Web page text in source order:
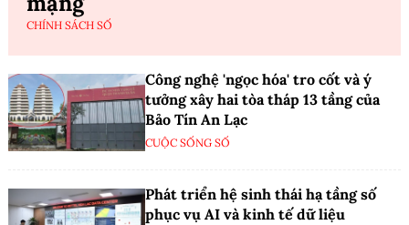
CHÍNH SÁCH SỐ
Công nghệ 'ngọc hóa' tro cốt và ý
tưởng xây hai tòa tháp 13 tầng của
Bảo Tín An Lạc
CUỘC SỐNG SỐ
Phát triển hệ sinh thái hạ tầng số
phục vụ AI và kinh tế dữ liệu